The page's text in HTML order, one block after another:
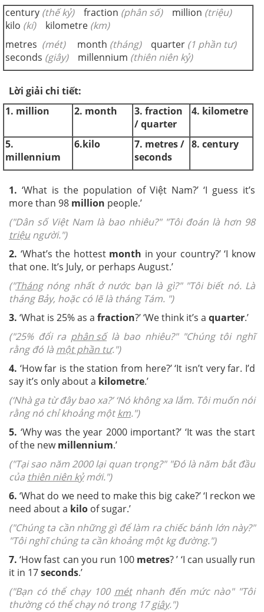
century (thế kỷ)fraction (phân số)million (triệu)
kilo (kí) kilometre (km)
metres (mét) month (tháng) quarter (1 phần tư)
seconds (giây)millennium (thiên niên kỷ)
Lời giải chi tiết:
1. million 2. month
3. fraction
/ quarter
4. kilometre
5.
millennium
6.kilo
7. metres /
seconds
8. century
1. ‘What is the population of Việt Nam?’ ‘I guess it’s
more than 98 million people.’
("Dân số Việt Nam là bao nhiêu?" "Tôi đoán là hơn 98
triệungười.")
2. ‘What’s the hottest month in your country?’ ‘I know
that one. It’s July, or perhaps August.’
("Thángnóng nhất ở nước bạn là gì?" "Tôi biết nó. Là
tháng Bảy, hoặc có lẽ là tháng Tám. ")
3. ‘What is 25% as a fraction?’ ‘We think it’s a quarter.’
("25% đổi ra phân sốlà bao nhiêu?" "Chúng tôi nghĩ
rằng đó là một phần tư.")
4. ‘How far is the station from here?’ ‘It isn’t very far. I’d
say it’s only about a kilometre.’
(‘Nhà ga từ đây bao xa?’ ‘Nó không xa lắm. Tôi muốn nói
rằng nó chỉ khoảng mộtkm.")
5. ‘Why was the year 2000 important?’ ‘It was the start
of the newmillennium.’
("Tại sao năm 2000 lại quan trọng?" "Đó là năm bắt đầu
của thiên niên kỷmới.")
6.‘What do we need to make this big cake?’ ‘I reckon we
need about a kilo of sugar.’
("Chúng ta cần những gì để làm ra chiếc bánh lớn này?"
"Tôi nghĩ chúng ta cần khoảng một kg đường.")
7. ‘How fast can you run 100 metres?’ ‘I can usually run
it in 17seconds.’
("Bạn có thể chạy 100 métnhanh đến mức nào" "Tôi
thường có thể chạy nó trong 17giây.")